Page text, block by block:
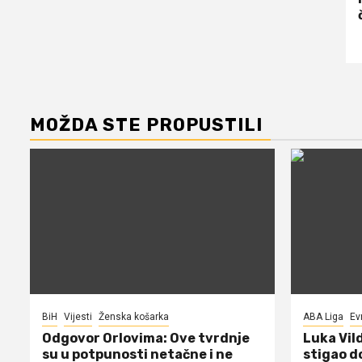
MOŽDA STE PROPUSTILI
BiH Vijesti Ženska košarka
Odgovor Orlovima: ​Ove tvrdnje
su u potpunosti netačne i ne
ABA Liga
Luka
stigao